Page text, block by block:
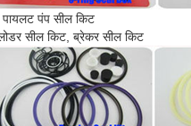
पंप सील किट
सील किट, ब्रेकर सील किट